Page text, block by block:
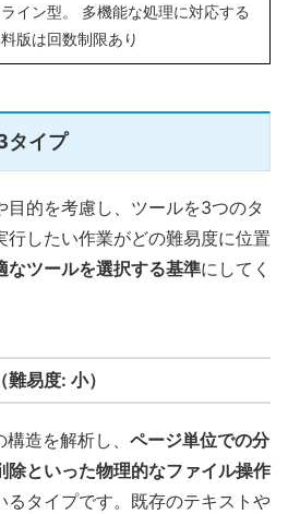
イン型。 多機能な処理に対応する
版は回数制限あり
タイプ
目的を考慮し、ツールを3つのタ
行したい作業がどの難易度に位置
なツールを選択する基準にしてく
易度: 小）
造を解析し、 ページ単位での分
除といった物理的なファイル操作
るタイプです。既存のテキストや